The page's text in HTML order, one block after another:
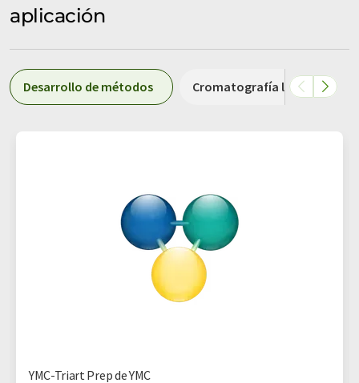
aplicación
Desarrollo de métodos Cromatografía líquida
YMC-Triart Prep de YMC